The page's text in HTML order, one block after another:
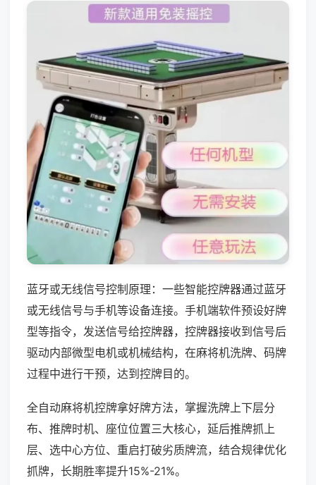
蓝牙或无线信号控制原理：一些智能控牌器通过蓝牙
或无线信号与手机等设备连接。手机端软件预设好牌
型等指令，发送信号给控牌器，控牌器接收到信号后
驱动内部微型电机或机械结构，在麻将机洗牌、码牌
过程中进行干预，达到控牌目的。
全自动麻将机控牌拿好牌方法，掌握洗牌上下层分
布、推牌时机、座位位置三大核心，延后推牌抓上
层、选中心方位、重启打破劣质牌流，结合规律优化
抓牌，长期胜率提升15%-21%。